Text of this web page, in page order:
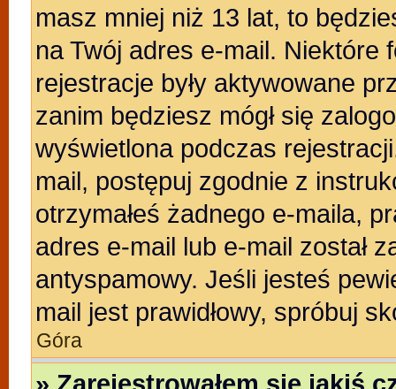
masz mniej niż 13 lat, to
na Twój adres e-mail. Niektóre
rejestracje były aktywowane
zanim będziesz mógł się
wyświetlona podczas
mail, postępuj zgodnie z
otrzymałeś żadnego e-maila,
adres e-mail lub e-mail został
antyspamowy. Jeśli jesteś
mail jest prawidłowy, spróbuj
Góra